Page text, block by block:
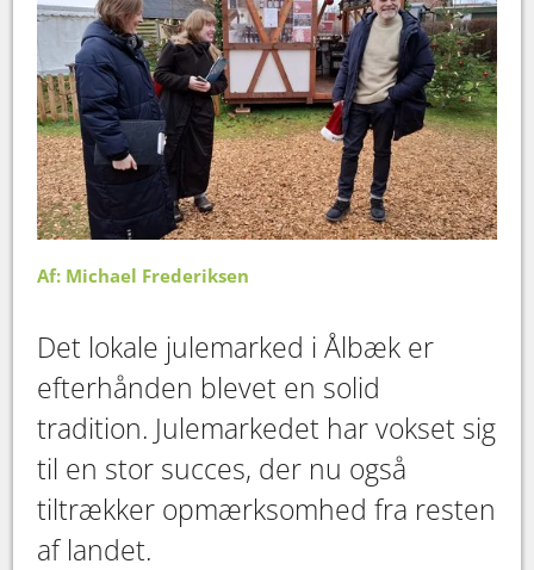
Af: Michael Frederiksen
Det lokale julemarked i Ålbæk er
efterhånden blevet en solid
tradition. Julemarkedet har vokset sig
til en stor succes, der nu også
tiltrækker opmærksomhed fra resten
af landet.